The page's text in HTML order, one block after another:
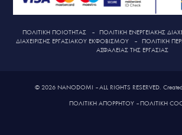
ΠΟΛΙΤΙΚΗ ΠΟΙΟΤΗΤΑΣ – ΠΟΛΙΤΙΚΗ ΕΝΕΡΓΕΙΑΚΗΣ
ΔΙΑΧΕΙΡΙΣΗΣ ΕΡΓΑΣΙΑΚΟΥ ΕΚΦΟΒΙΣΜΟΥ– ΠΟΛΙΤΙΚΗ
ΑΣΦΑΛΕΙΑΣ ΤΗΣ ΕΡΓΑΣΙΑΣ
© 2026 NANODOMI – ALL RIGHTS RESERVED.
ΠΟΛΙΤΙΚΗ ΑΠΟΡΡΗΤΟΥ–ΠΟΛΙΤΙΚΗ